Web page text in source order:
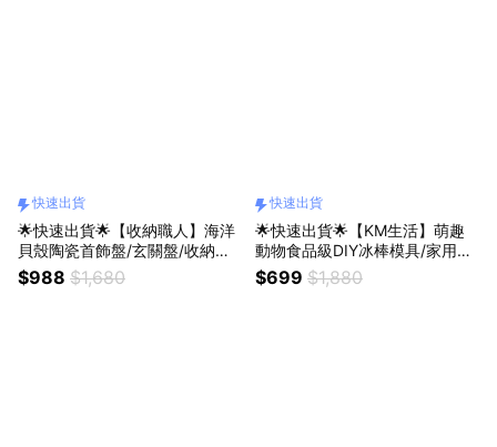
快速出貨
🌟快速出貨🌟【收納職人】海洋
貝殼陶瓷首飾盤/玄關盤/收納盤_
4款一組
$988 $1,680
快速出貨
🌟快速出貨🌟【KM生活】萌趣
動物食品級DIY冰棒模具/家用自
製冰棒盒4入/組_2款任選
$699 $1,880